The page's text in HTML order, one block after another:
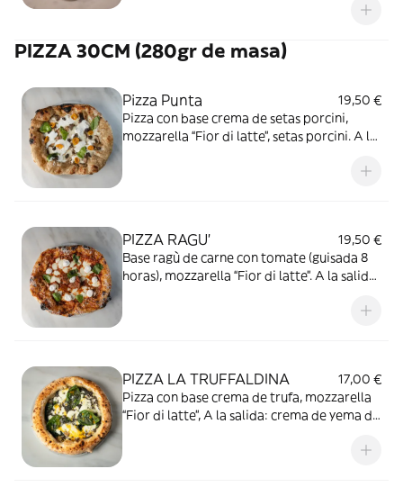
PIZZA 30CM (280gr de masa)
Pizza Punta
19,50 €
Pizza con base crema de setas porcini,
mozzarella “Fior di latte”, setas porcini. A la
PIZZA RAGU'
19,50 €
Base ragù de carne con tomate (guisada 8
horas), mozzarella “Fior di latte”. A la salida:
PIZZA LA TRUFFALDINA
17,00 €
Pizza con base crema de trufa, mozzarella
“Fior di latte”, A la salida: crema de yema de